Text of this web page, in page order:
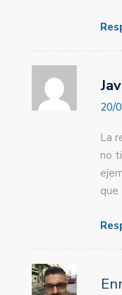
20/
La
no
que